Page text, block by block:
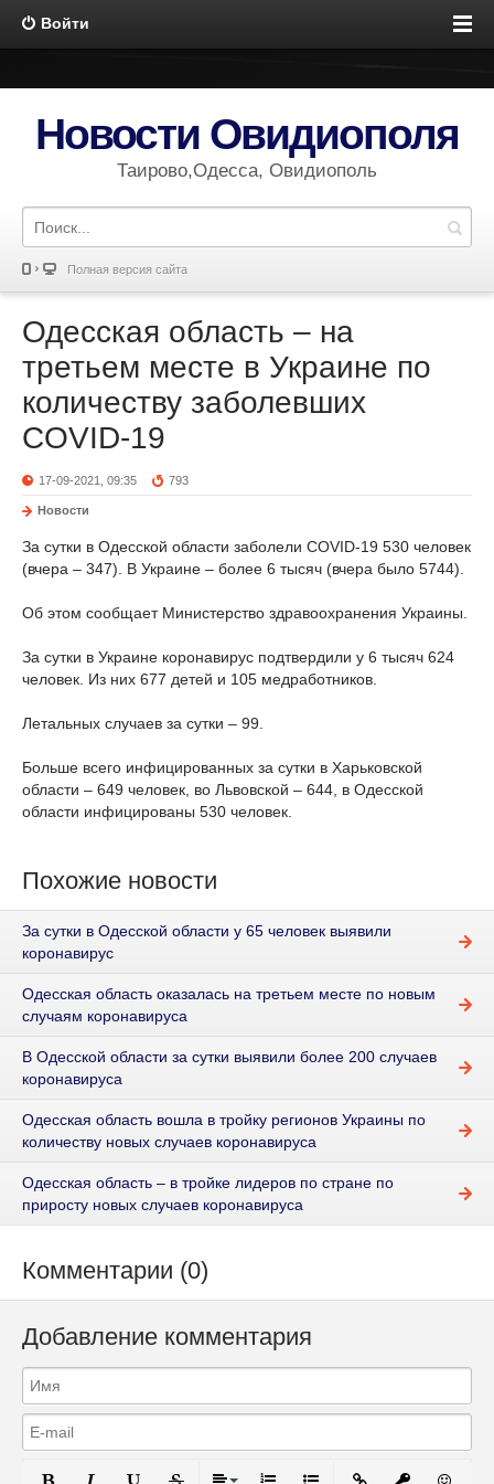
Войти
Новости Овидиополя
Таирово,Одесса, Овидиополь
Полная версия сайта
Одесская область – на
третьем месте в Украине по
количеству заболевших
COVID-19
17-09-2021, 09:35 793
Новости
За сутки в Одесской области заболели COVID-19 530 человек
(вчера – 347). В Украине – более 6 тысяч (вчера было 5744).
Об этом сообщает Министерство здравоохранения Украины.
За сутки в Украине коронавирус подтвердили у 6 тысяч 624
человек. Из них 677 детей и 105 медработников.
Летальных случаев за сутки – 99.
Больше всего инфицированных за сутки в Харьковской
области – 649 человек, во Львовской – 644, в Одесской
области инфицированы 530 человек.
Похожие новости
За сутки в Одесской области у 65 человек выявили
коронавирус
Одесская область оказалась на третьем месте по новым
случаям коронавируса
В Одесской области за сутки выявили более 200 случаев
коронавируса
Одесская область вошла в тройку регионов Украины по
количеству новых случаев коронавируса
Одесская область – в тройке лидеров по стране по
приросту новых случаев коронавируса
Комментарии (0)
Добавление комментария